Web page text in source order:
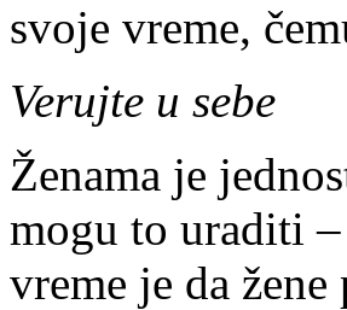
svoje vreme,
Verujte u sebe
Ženama je
mogu to uraditi
vreme je da